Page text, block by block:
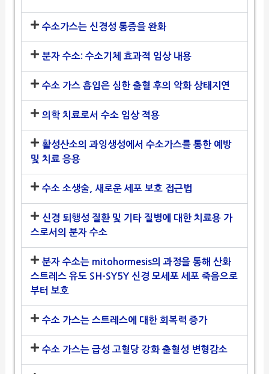
수소가스는 신경성 통증을 완화
분자 수소: 수소기체 효과적 임상 내용
수소 가스 흡입은 심한 출혈 후의 악화 상태지연
의학 치료로서 수소 임상 적용
활성산소의 과잉생성에서 수소가스를 통한 예방
및 치료 응용
수소 소생술, 새로운 세포 보호 접근법
신경 퇴행성 질환 및 기타 질병에 대한 치료용 가
스로서의 분자 수소
분자 수소는 mitohormesis의 과정을 통해 산화
스트레스 유도 SH-SY5Y 신경 모세포 세포 죽음으로
부터 보호
수소 가스는 스트레스에 대한 회복력 증가
수소 가스는 급성 고혈당 강화 출혈성 변형감소